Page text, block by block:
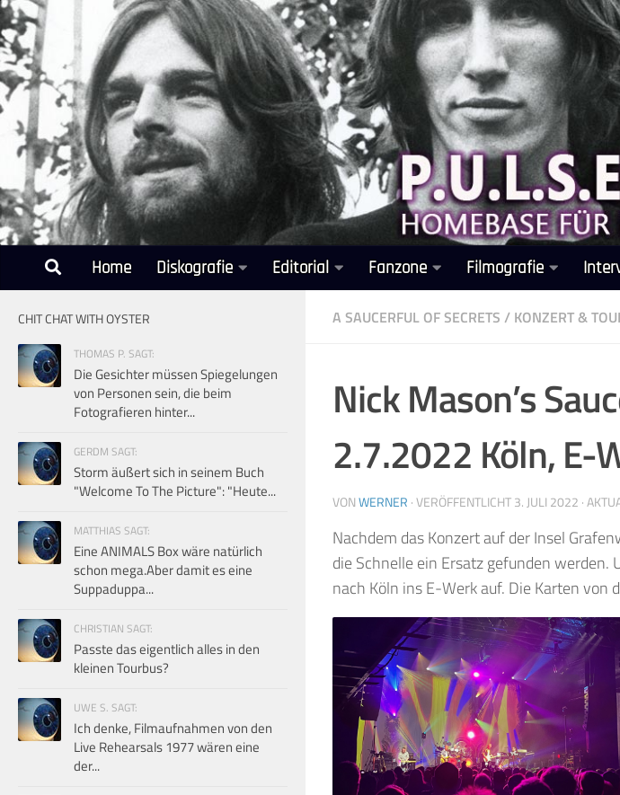
Unter dem Inhalt
Home Diskografie Editorial Fanzone Filmografie
A SAUCERFUL OF SECRETS / KONZERT &
Nick Mason’s
2.7.2022 Köln, E-
VONWERNER · VERÖFFENTLICHT3. JULI 2022 ·
Nachdem das Konzert auf der Insel
die Schnelle ein Ersatz gefunden werden.
nach Köln ins E-Werk auf. Die Karten von
CHIT CHAT WITH OYSTER
THOMAS P. SAGT:
Die Gesichter müssen Spiegelungen
von Personen sein, die beim
Fotografieren hinter...
GERDM SAGT:
Storm äußert sich in seinem Buch
"Welcome To The Picture": "Heute...
MATTHIAS SAGT:
Eine ANIMALS Box wäre natürlich
schon mega.Aber damit es eine
Suppaduppa...
CHRISTIAN SAGT:
Passte das eigentlich alles in den
kleinen Tourbus?
UWE S. SAGT:
Ich denke, Filmaufnahmen von den
Live Rehearsals 1977 wären eine
der...